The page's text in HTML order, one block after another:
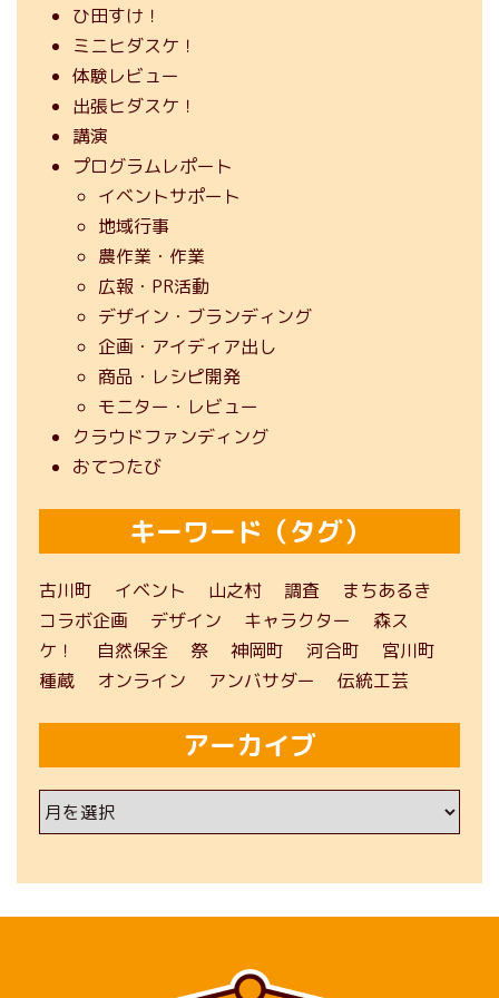
ひ田すけ！
ミニヒダスケ！
体験レビュー
出張ヒダスケ！
講演
プログラムレポート
イベントサポート
地域行事
農作業・作業
広報・PR活動
デザイン・ブランディング
企画・アイディア出し
商品・レシピ開発
モニター・レビュー
クラウドファンディング
おてつたび
キーワード（タグ）
古川町 イベント 山之村 調査
まちあるき
コラボ企画
デザイン キャラクター
森ス
ケ！
自然保全 祭 神岡町 河合町
宮川町
種蔵
オンライン アンバサダー 伝統工芸
アーカイブ
ア
ー
ブ